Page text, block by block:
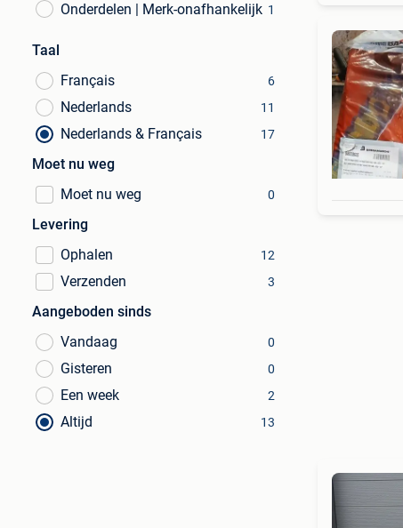
Onderdelen | Merk-onafhankelijk 1
Taal
Français
6
Nederlands 11
Nederlands & Français 17
Moet nu weg
Moet nu weg
0
Levering
Ophalen
12
Verzenden 3
Aangeboden sinds
Vandaag
0
Gisteren 0
Een week 2
Altijd 13